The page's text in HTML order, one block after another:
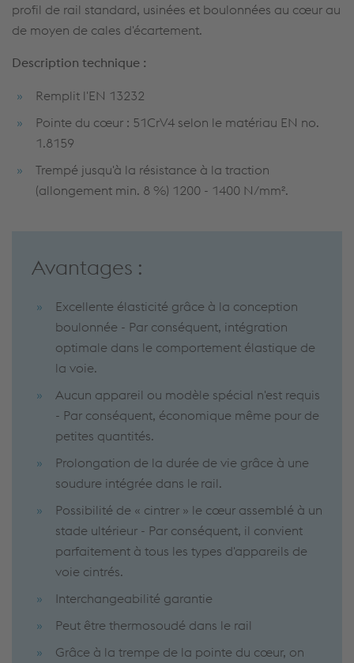
profil de rail standard, usinées et boulonnées au cœur au
de moyen de cales d'écartement.
Description technique :
Remplit l'EN 13232
Pointe du cœur : 51CrV4 selon le matériau EN no.
1.8159
Trempé jusqu'à la résistance à la traction
(allongement min. 8 %) 1200 - 1400 N/mm².
Avantages :
Excellente élasticité grâce à la conception
boulonnée - Par conséquent, intégration
optimale dans le comportement élastique de
la voie.
Aucun appareil ou modèle spécial n'est requis
- Par conséquent, économique même pour de
petites quantités.
Prolongation de la durée de vie grâce à une
soudure intégrée dans le rail.
Possibilité de « cintrer » le cœur assemblé à un
stade ultérieur - Par conséquent, il convient
parfaitement à tous les types d'appareils de
voie cintrés.
Interchangeabilité garantie
Peut être thermosoudé dans le rail
Grâce à la trempe de la pointe du cœur, on